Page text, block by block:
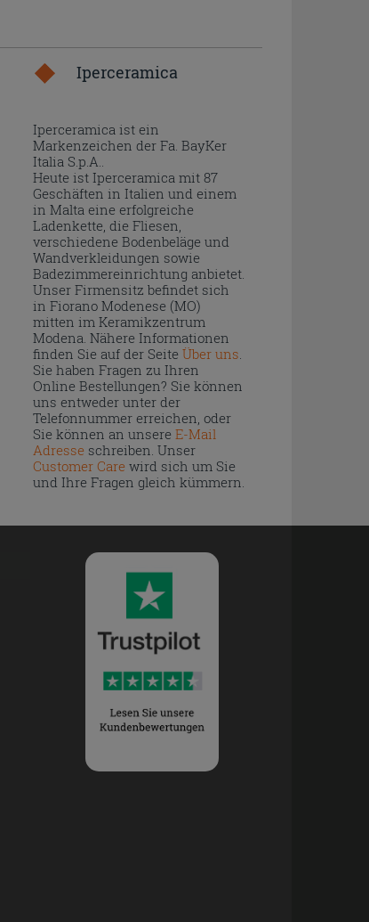
Iperceramica
Iperceramica ist ein
Markenzeichen der Fa. BayKer
Italia S.p.A..
Heute ist Iperceramica mit 87
Geschäften in Italien und einem
in Malta eine erfolgreiche
Ladenkette, die Fliesen,
verschiedene Bodenbeläge und
Wandverkleidungen sowie
Badezimmereinrichtung anbietet.
Unser Firmensitz befindet sich
in Fiorano Modenese (MO)
mitten im Keramikzentrum
Modena. Nähere Informationen
finden Sie auf der Seite Über uns
Sie haben Fragen zu Ihren
Online Bestellungen? Sie können
uns entweder unter der
Telefonnummer erreichen, oder
Sie können an unsere E-Mail
Adresseschreiben. Unser
Customer Carewird sich um Sie
und Ihre Fragen gleich kümmern.